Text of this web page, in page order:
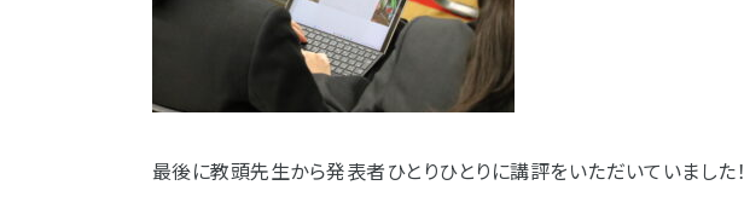
最後に教頭先生から発表者ひとりひとりに講評をいただいていました！